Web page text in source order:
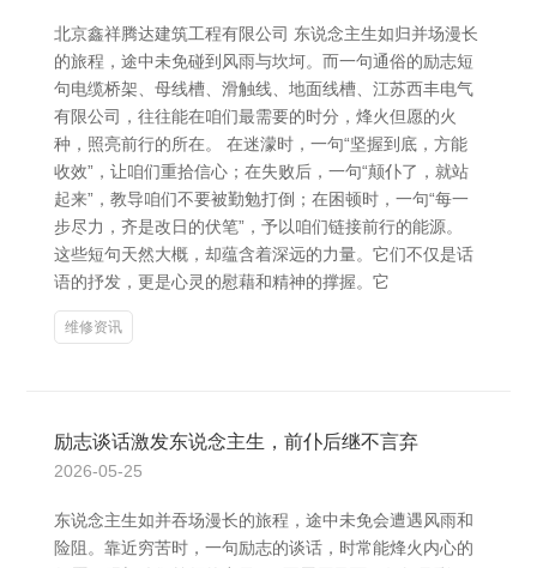
北京鑫祥腾达建筑工程有限公司 东说念主生如归并场漫长
的旅程，途中未免碰到风雨与坎坷。而一句通俗的励志短
句电缆桥架、母线槽、滑触线、地面线槽、江苏西丰电气
有限公司，往往能在咱们最需要的时分，烽火但愿的火
种，照亮前行的所在。 在迷濛时，一句“坚握到底，方能
收效”，让咱们重拾信心；在失败后，一句“颠仆了，就站
起来”，教导咱们不要被勤勉打倒；在困顿时，一句“每一
步尽力，齐是改日的伏笔”，予以咱们链接前行的能源。
这些短句天然大概，却蕴含着深远的力量。它们不仅是话
语的抒发，更是心灵的慰藉和精神的撑握。它
维修资讯
励志谈话激发东说念主生，前仆后继不言弃
2026-05-25
东说念主生如并吞场漫长的旅程，途中未免会遭遇风雨和
险阻。靠近穷苦时，一句励志的谈话，时常能烽火内心的